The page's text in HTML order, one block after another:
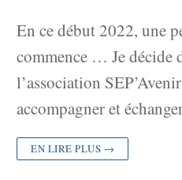
En ce début 2022, une
commence … Je décide
l’association
accompagner et
EN LIRE PLUS →